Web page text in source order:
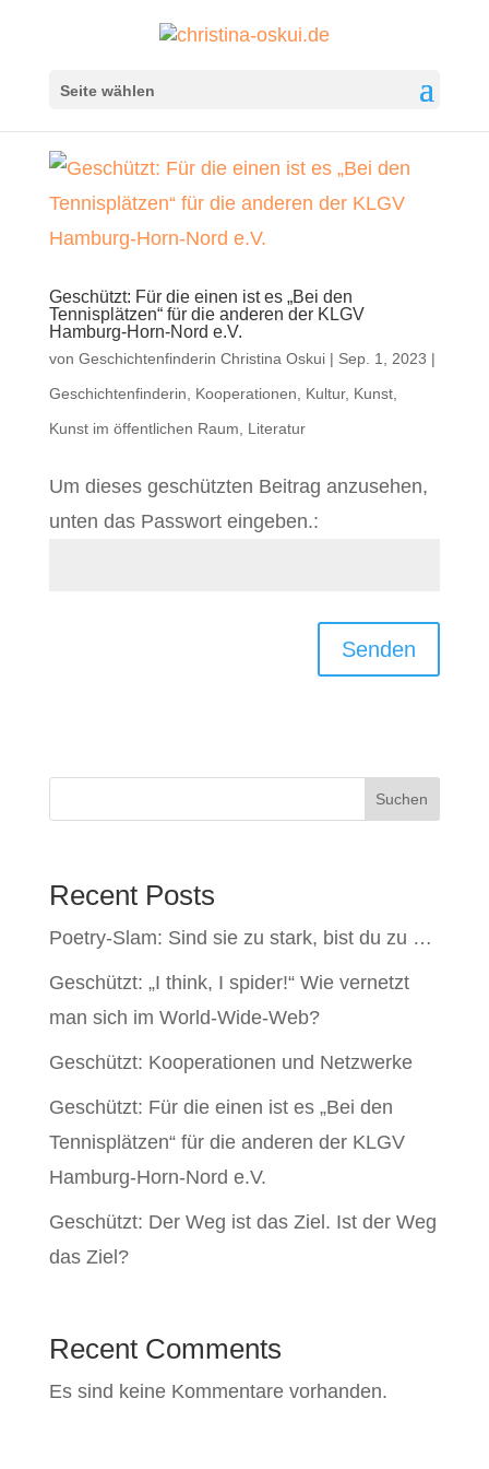
Seite wählen
Geschützt: Für die einen ist es „Bei den
Tennisplätzen“ für die anderen der KLGV
Hamburg-Horn-Nord e.V.
von Geschichtenfinderin Christina Oskui| Sep. 1, 2023 |
Geschichtenfinderin
Kooperationen Kultur, Kunst,
Kunst im öffentlichen Raum
Literatur
Um dieses geschützten Beitrag anzusehen,
unten das Passwort eingeben.:
Senden
Suchen
Recent Posts
Poetry-Slam: Sind sie zu stark, bist du zu …
Geschützt: „I think, I spider!“ Wie vernetzt
man sich im World-Wide-Web?
Geschützt: Kooperationen und Netzwerke
Geschützt: Für die einen ist es „Bei den
Tennisplätzen“ für die anderen der KLGV
Hamburg-Horn-Nord e.V.
Geschützt: Der Weg ist das Ziel. Ist der Weg
das Ziel?
Recent Comments
Es sind keine Kommentare vorhanden.